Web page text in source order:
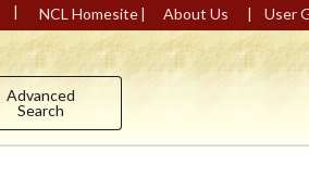
| NCL Homesite| About Us | User
Advanced
Search